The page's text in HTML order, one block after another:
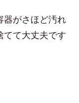
器がさほど汚れ
てて大丈夫です